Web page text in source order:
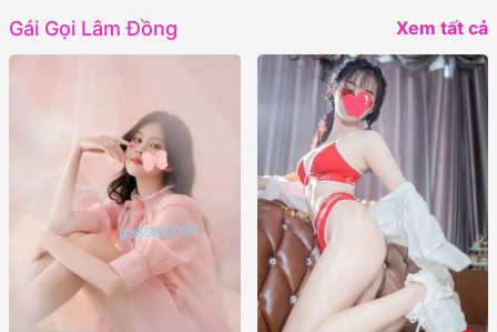
Gái Gọi Lâm Đồng Xem tất cả